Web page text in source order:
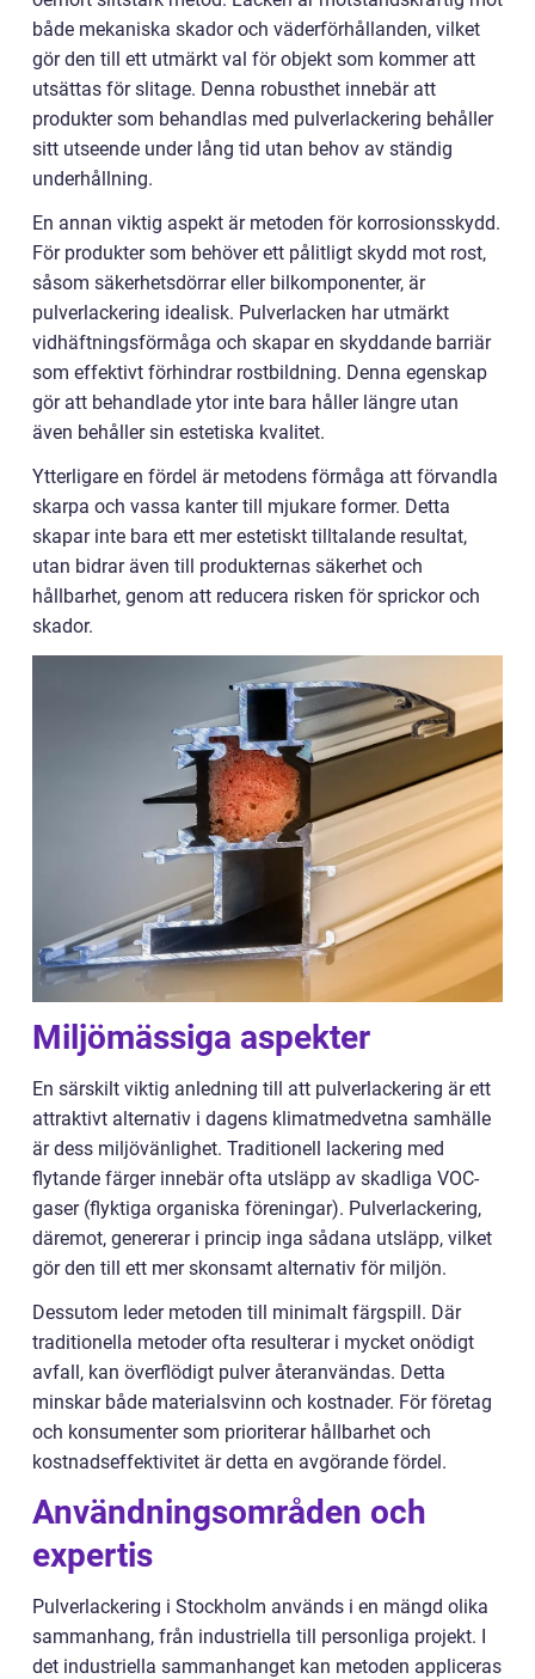
både mekaniska skador och väderförhållanden, vilket
gör den till ett utmärkt val för objekt som kommer att
utsättas för slitage. Denna robusthet innebär att
produkter som behandlas med pulverlackering behåller
sitt utseende under lång tid utan behov av ständig
underhållning.
En annan viktig aspekt är metoden för korrosionsskydd.
För produkter som behöver ett pålitligt skydd mot rost,
såsom säkerhetsdörrar eller bilkomponenter, är
pulverlackering idealisk. Pulverlacken har utmärkt
vidhäftningsförmåga och skapar en skyddande barriär
som effektivt förhindrar rostbildning. Denna egenskap
gör att behandlade ytor inte bara håller längre utan
även behåller sin estetiska kvalitet.
Ytterligare en fördel är metodens förmåga att förvandla
skarpa och vassa kanter till mjukare former. Detta
skapar inte bara ett mer estetiskt tilltalande resultat,
utan bidrar även till produkternas säkerhet och
hållbarhet, genom att reducera risken för sprickor och
skador.
Miljömässiga aspekter
En särskilt viktig anledning till att pulverlackering är ett
attraktivt alternativ i dagens klimatmedvetna samhälle
är dess miljövänlighet. Traditionell lackering med
flytande färger innebär ofta utsläpp av skadliga VOC-
gaser (flyktiga organiska föreningar). Pulverlackering,
däremot, genererar i princip inga sådana utsläpp, vilket
gör den till ett mer skonsamt alternativ för miljön.
Dessutom leder metoden till minimalt färgspill. Där
traditionella metoder ofta resulterar i mycket onödigt
avfall, kan överflödigt pulver återanvändas. Detta
minskar både materialsvinn och kostnader. För företag
och konsumenter som prioriterar hållbarhet och
kostnadseffektivitet är detta en avgörande fördel.
Användningsområden och
expertis
Pulverlackering i Stockholm används i en mängd olika
sammanhang, från industriella till personliga projekt. I
det industriella sammanhanget kan metoden appliceras